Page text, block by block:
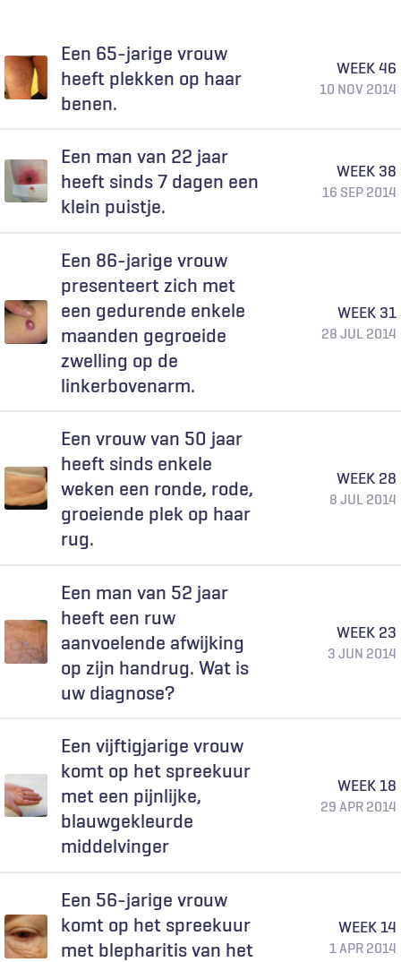
Een 65-jarige vrouw
heeft plekken op haar
benen.
WEEK 46
10 NOV 2014
Een man van 22 jaar
heeft sinds 7 dagen een
klein puistje.
WEEK 38
16 SEP 2014
Een 86-jarige vrouw
presenteert zich met
een gedurende enkele
maanden gegroeide
zwelling op de
linkerbovenarm.
WEEK 31
28 JUL 2014
Een vrouw van 50 jaar
heeft sinds enkele
weken een ronde, rode,
groeiende plek op haar
rug.
WEEK 28
8 JUL 2014
Een man van 52 jaar
heeft een ruw
aanvoelende afwijking
op zijn handrug. Wat is
uw diagnose?
WEEK 23
3 JUN 2014
Een vijftigjarige vrouw
komt op het spreekuur
met een pijnlijke,
blauwgekleurde
middelvinger
WEEK 18
29 APR 2014
Een 56-jarige vrouw
komt op het spreekuur
met blepharitis van het
WEEK 14
1 APR 2014